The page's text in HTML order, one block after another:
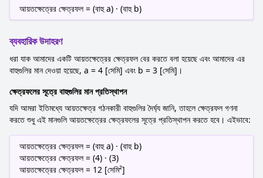
আয়তক্ষেত্রের ক্ষেত্রফল = (বাহু a) · (বাহু b)
ব্যবহারিক উদাহরণ
ধরা যাক আমাদের একটি আয়তক্ষেত্রের ক্ষেত্রফল বের করতে বলা হয়েছে এবং আমাদের এর
বাহুগুলির মান দেওয়া হয়েছে, a = 4 [সেমি] এবং b = 3 [সেমি]।
ক্ষেত্রফলের সূত্রে বাহুগুলির মান প্রতিস্থাপন
যদি আমরা ইতিমধ্যে আয়তক্ষেত্র গঠনকারী বাহুগুলির দৈর্ঘ্য জানি, তাহলে ক্ষেত্রফল গণনা
করতে শুধু এই মানগুলি আয়তক্ষেত্রের ক্ষেত্রফলের সূত্রে প্রতিস্থাপন করতে হবে। এইভাবে:
আয়তক্ষেত্রের ক্ষেত্রফল = (বাহু a) · (বাহু b)
আয়তক্ষেত্রের ক্ষেত্রফল = (4) · (3)
আয়তক্ষেত্রের ক্ষেত্রফল = 12 [সেমি²]